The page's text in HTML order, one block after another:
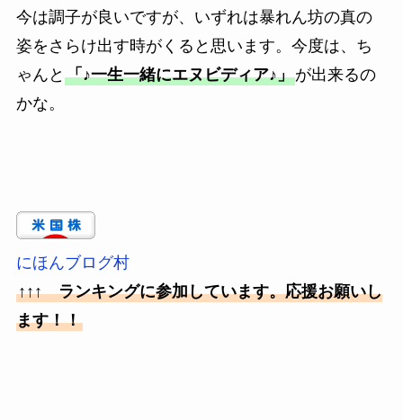
今は調子が良いですが、いずれは暴れん坊の真の
姿をさらけ出す時がくると思います。今度は、ち
ゃんと 「♪一生一緒にエヌビディア♪」が出来るの
かな。
にほんブログ村
↑↑↑ ランキングに参加しています。応援お願いし
ます！！